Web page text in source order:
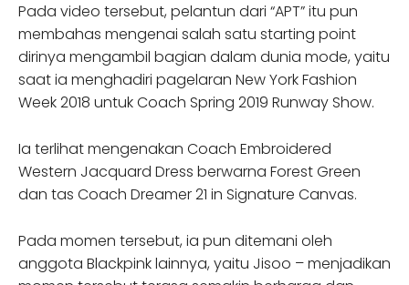
Pada video tersebut, pelantun dari “APT” itu pun
membahas mengenai salah satu starting point
dirinya mengambil bagian dalam dunia mode, yaitu
saat ia menghadiri pagelaran New York Fashion
Week 2018 untuk Coach Spring 2019 Runway Show.
Ia terlihat mengenakan Coach Embroidered
Western Jacquard Dress berwarna Forest Green
dan tas Coach Dreamer 21 in Signature Canvas.
Pada momen tersebut, ia pun ditemani oleh
anggota Blackpink lainnya, yaitu Jisoo – menjadikan